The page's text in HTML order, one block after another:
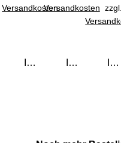
Versandkosten
In den Warenkorb
Versandkosten
In den
zzgl.
In